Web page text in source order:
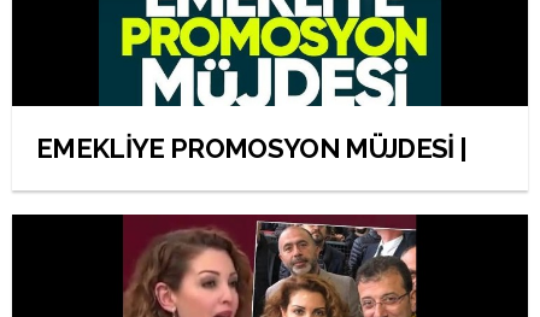
EMEKLİYE PROMOSYON MÜJDESİ |